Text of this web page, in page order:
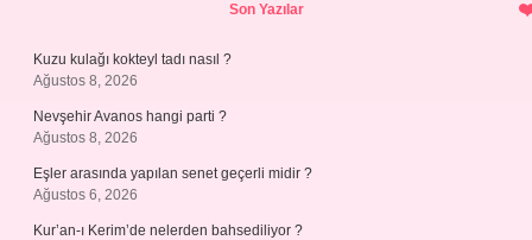
Son Yazılar
Kuzu kulağı kokteyl tadı nasıl ?
Ağustos 8, 2026
Nevşehir Avanos hangi parti ?
Ağustos 8, 2026
Eşler arasında yapılan senet geçerli midir ?
Ağustos 6, 2026
Kur’an-ı Kerim’de nelerden bahsediliyor ?